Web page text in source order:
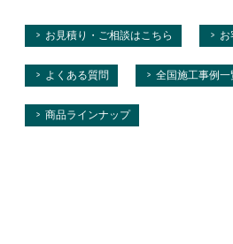
お見積り・ご相談はこちら お
よくある質問 全国施工事例一
商品ラインナップ